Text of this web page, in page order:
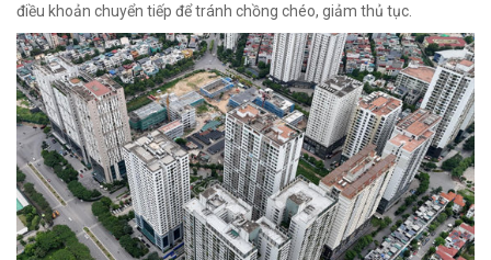
điều khoản chuyển tiếp để tránh chồng chéo, giảm thủ tục.